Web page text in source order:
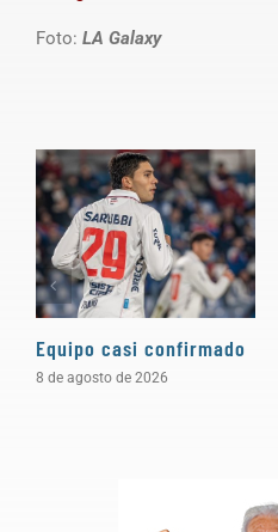
Foto: LA Galaxy
Equipo casi confirmado
8 de agosto de 2026